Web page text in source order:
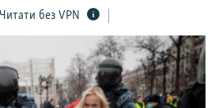
Читати без VPN